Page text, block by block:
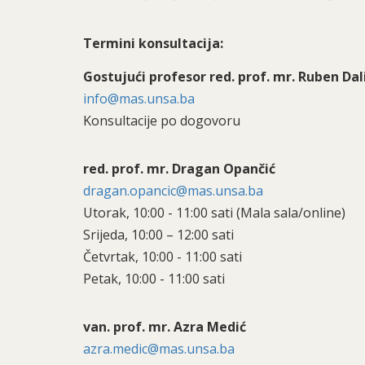
Termini konsultacija:
Gostujući profesor red. prof. mr. Ruben
info@mas.unsa.ba
Konsultacije po dogovoru
red. prof. mr. Dragan Opančić
dragan.opancic@mas.unsa.ba
Utorak, 10:00 - 11:00 sati (Mala sala/online)
Srijeda, 10:00 – 12:00 sati
Četvrtak, 10:00 - 11:00 sati
Petak, 10:00 - 11:00 sati
van. prof. mr. Azra Medić
azra.medic@mas.unsa.ba